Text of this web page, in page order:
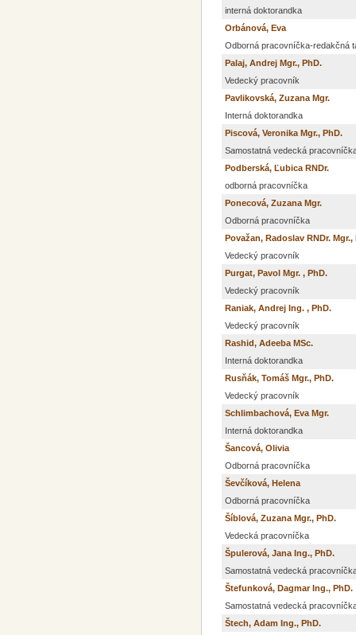
interná doktorandka
Orbánová, Eva
Odborná pracovníčka-redakčná
Palaj, Andrej Mgr., PhD.
Vedecký pracovník
Pavlikovská, Zuzana Mgr.
Interná doktorandka
Piscová, Veronika Mgr., PhD.
Samostatná vedecká
Podberská, Ľubica RNDr.
odborná pracovníčka
Ponecová, Zuzana Mgr.
Odborná pracovníčka
Považan, Radoslav RNDr. Mgr.,
Vedecký pracovník
Purgat, Pavol Mgr. , PhD.
Vedecký pracovník
Raniak, Andrej Ing. , PhD.
Vedecký pracovník
Rashid, Adeeba MSc.
Interná doktorandka
Rusňák, Tomáš Mgr., PhD.
Vedecký pracovník
Schlimbachová, Eva Mgr.
Interná doktorandka
Šancová, Olivia
Odborná pracovníčka
Ševčíková, Helena
Odborná pracovníčka
Šíblová, Zuzana Mgr., PhD.
Vedecká pracovníčka
Špulerová, Jana Ing., PhD.
Samostatná vedecká
Štefunková, Dagmar Ing., PhD.
Samostatná vedecká
Štech, Adam Ing., PhD.